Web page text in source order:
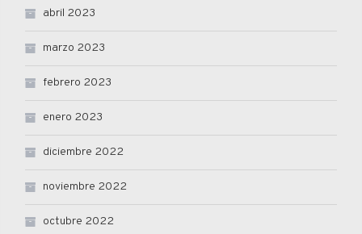
abril 2023
marzo 2023
febrero 2023
enero 2023
diciembre 2022
noviembre 2022
octubre 2022